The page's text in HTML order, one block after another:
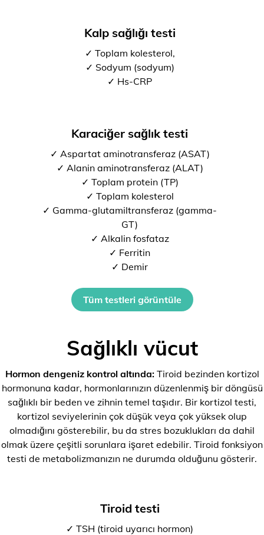
Kalp sağlığı testi
✓ Toplam kolesterol,
✓ Sodyum (sodyum)
✓ Hs-CRP
Karaciğer sağlık testi
✓ Aspartat aminotransferaz (ASAT)
✓ Alanin aminotransferaz (ALAT)
✓ Toplam protein (TP)
✓ Toplam kolesterol
✓ Gamma-glutamiltransferaz (gamma-
GT)
✓ Alkalin fosfataz
✓ Ferritin
✓ Demir
Tüm testleri görüntüle
Sağlıklı vücut
Hormon dengeniz kontrol altında:Tiroid bezinden kortizol
hormonuna kadar, hormonlarınızın düzenlenmiş bir döngüsü
sağlıklı bir beden ve zihnin temel taşıdır. Bir kortizol testi,
kortizol seviyelerinin çok düşük veya çok yüksek olup
olmadığını gösterebilir, bu da stres bozuklukları da dahil
olmak üzere çeşitli sorunlara işaret edebilir. Tiroid fonksiyon
testi de metabolizmanızın ne durumda olduğunu gösterir.
Tiroid testi
✓ TSH (tiroid uyarıcı hormon)